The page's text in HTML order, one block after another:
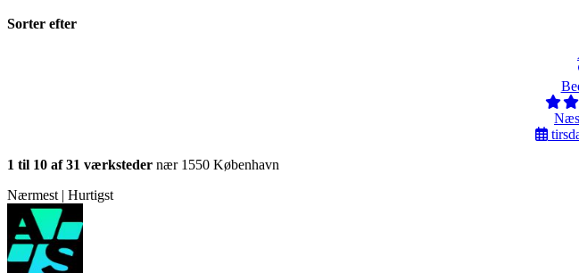
Sorter efter
1 til 10 af 31 værksteder nær 1550 København
Nærmest | Hurtigst